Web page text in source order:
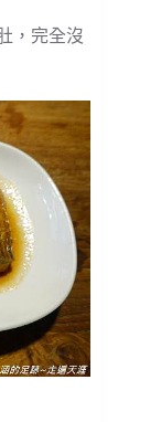
，完全沒